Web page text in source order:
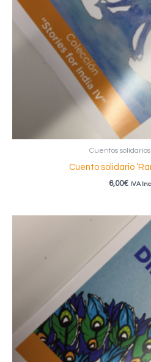
Cuentos
Cuento solidario
6,00€ IVA